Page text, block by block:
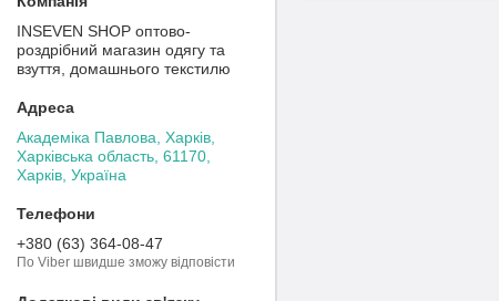
INSEVEN SHOP оптово-
роздрібний магазин одягу та
взуття, домашнього текстилю
Академіка Павлова, Харків,
Харківська область, 61170,
Харків, Україна
+380 (63) 364-08-47
По Viber швидше зможу відповісти